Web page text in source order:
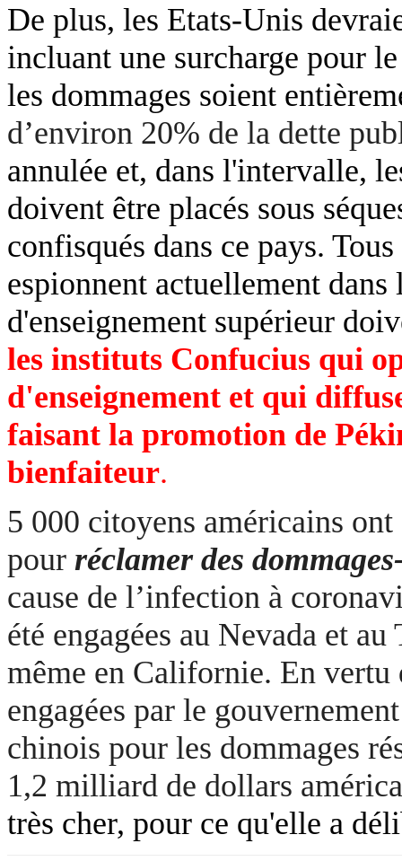
De plus, les Etats-Unis
incluant une surcharge pour
les dommages soient
d’environ 20% de la dette
annulée et, dans l'intervalle,
doivent être placés sous
confisqués dans ce pays.
espionnent actuellement
d'enseignement supérieur
les instituts Confucius qui
d'enseignement et qui
faisant la promotion de
bienfaiteur.
5 000 citoyens américains
pour réclamer des
cause de l’infection à
été engagées au Nevada et
même en Californie. En
engagées par le
chinois pour les dommages
1,2 milliard de dollars
très cher, pour ce qu'elle a